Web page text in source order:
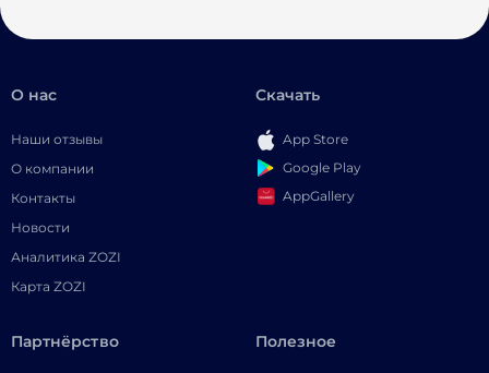
О нас
Наши отзывы
О компании
Контакты
Новости
Аналитика ZOZI
Карта ZOZI
Скачать
App Store
Google Play
AppGallery
Партнёрство Полезное